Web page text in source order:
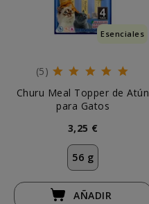
Esenciales
(5)
Churu Meal Topper de Atún
para Gatos
3,25 €
56 g
AÑADIR